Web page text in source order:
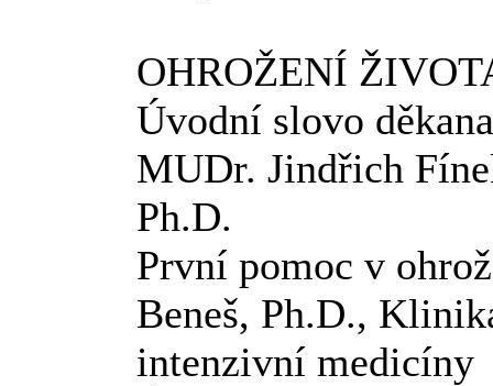
OHROŽENÍ
Úvodní slovo
MUDr. Jindřich
Ph.D.
První pomoc v
Beneš, Ph.D.,
intenzivní medicíny